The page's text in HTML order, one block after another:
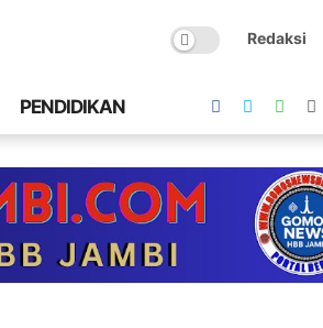
Redaksi
PENDIDIKAN